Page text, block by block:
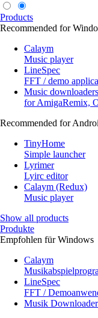
Products
Recommended for
Calaym
Music player
LineSpec
FFT / demo
Music downloaders
for AmigaRemix,
Recommended for
TinyHome
Simple launcher
Lyrimer
Lyirc editor
Calaym (Redux)
Music player
Show all products
Produkte
Empfohlen für Windows
Calaym
LineSpec
FFT /
Musik